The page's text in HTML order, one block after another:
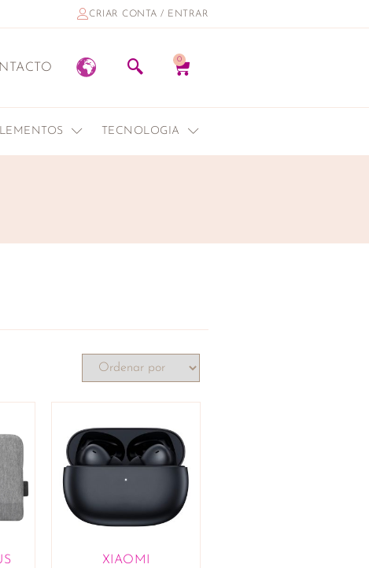
CRIAR CONTA / ENTRAR
0
TECNOLOGIA
XIAOMI